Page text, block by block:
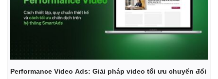
Performance Video Ads: Giải pháp video tối ưu chuyển đổi